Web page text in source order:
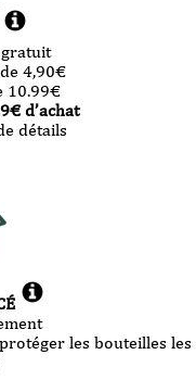
4,90€
10.99€
€ d’achat
détails
les bouteilles les